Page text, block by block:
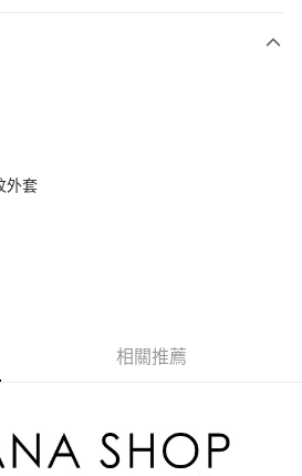
含以上)免運費
含以上)免運費
外套
相關推薦